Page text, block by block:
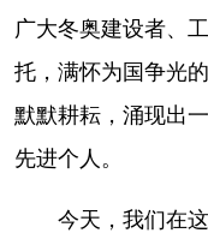
新疆 内
多语种频道
English
Русский язык
广大冬奥建设者、
托，满怀为国争光
默默耕耘，涌现出
先进个人。
今天，我们在这